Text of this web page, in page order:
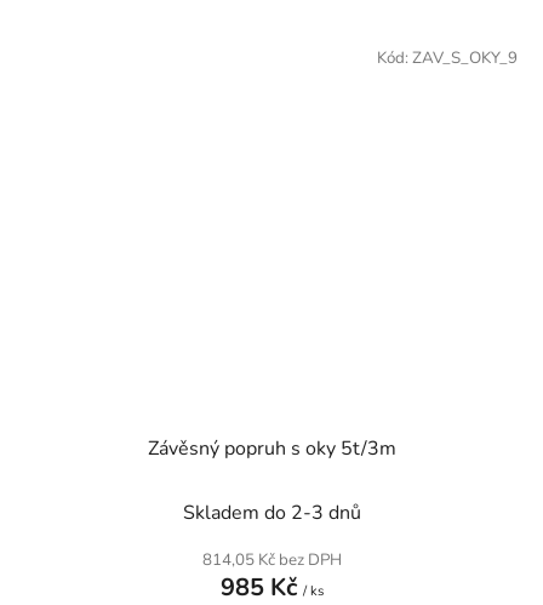
Závěsný popruh s oky 5t/3m
Skladem do 2-3 dnů
814,05 Kč bez DPH
985 Kč / ks
Kód: ZAV_S_OKY_9